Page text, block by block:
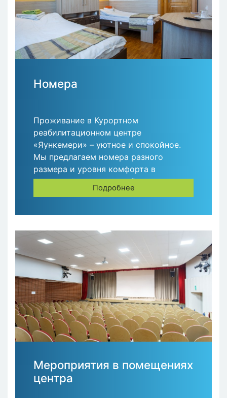
Номера
Проживание в Курортном
реабилитационном центре
«Яункемери» – уютное и спокойное.
Мы предлагаем номера разного
размера и уровня комфорта в
зависимости от желаний и
необходимости.
Подробнее
Мероприятия в помещениях
центра